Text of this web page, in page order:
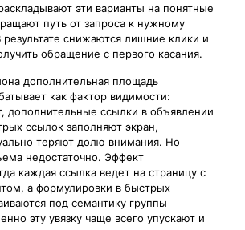
эти варианты на понятные
путь от запроса к нужному
результате снижаются лишние клики и
обращение с первого касания.
дополнительная площадь
как фактор видимости:
дополнительные ссылки в объявлении
ссылок заполняют экран,
теряют долю внимания. Но
недостаточно. Эффект
каждая ссылка ведет на страницу с
а формулировки в быстрых
под семантику группы
эту увязку чаще всего упускают и